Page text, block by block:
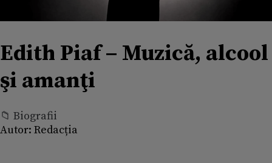
Edith Piaf – Muzică, alcool
şi amanţi
📁 Biografii
Autor: Redacția